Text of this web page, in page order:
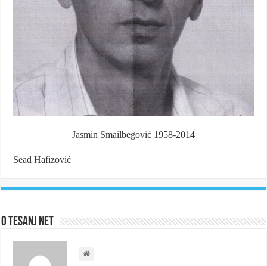
Jasmin Smailbegović 1958-2014
Sead Hafizović
O Tesanj Net